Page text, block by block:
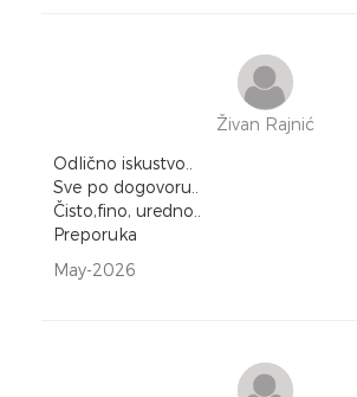
Živan Rajnić
Odlično iskustvo..
Sve po dogovoru..
Čisto,fino, uredno..
Preporuka
May-2026